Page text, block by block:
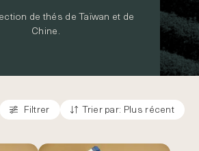
de thés de Taïwan et de
Chine.
Filtrer Trier par: Plus récent